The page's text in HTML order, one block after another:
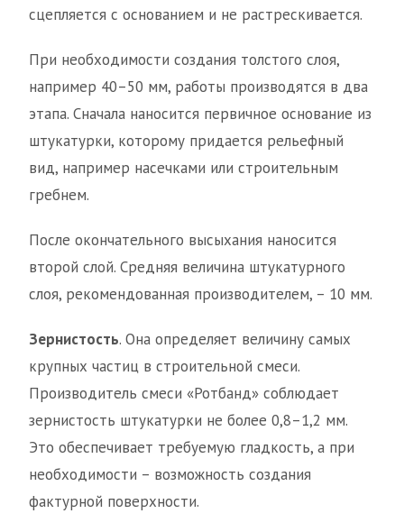
сцепляется с основанием и не растрескивается.
При необходимости создания толстого слоя,
например 40–50 мм, работы производятся в два
этапа. Сначала наносится первичное основание из
штукатурки, которому придается рельефный
вид, например насечками или строительным
гребнем.
После окончательного высыхания наносится
второй слой. Средняя величина штукатурного
слоя, рекомендованная производителем, – 10 мм.
Зернистость. Она определяет величину самых
крупных частиц в строительной смеси.
Производитель смеси «Ротбанд» соблюдает
зернистость штукатурки не более 0,8–1,2 мм.
Это обеспечивает требуемую гладкость, а при
необходимости – возможность создания
фактурной поверхности.